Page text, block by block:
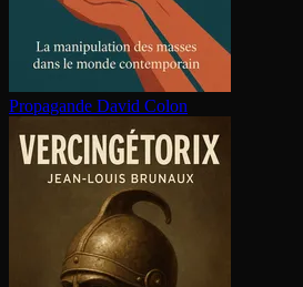
Propagande David Colon